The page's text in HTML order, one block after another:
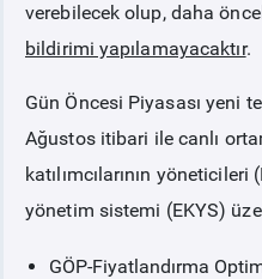
verebilecek olup, daha
bildirimi yapılamayacaktır.
Gün Öncesi Piyasası yeni
Ağustos itibari ile canlı
katılımcılarının
yönetim sistemi (EKYS)
GÖP-Fiyatlandırma